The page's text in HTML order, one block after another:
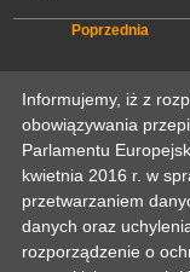
Poprzednia
Strona główna Pomoc
Kontakt
Copyright © 2003-
Publikowanie
Informujemy, iż z
obowiązywania
Parlamentu
kwietnia 2016 r. w
przetwarzaniem
danych oraz
rozporządzenie o